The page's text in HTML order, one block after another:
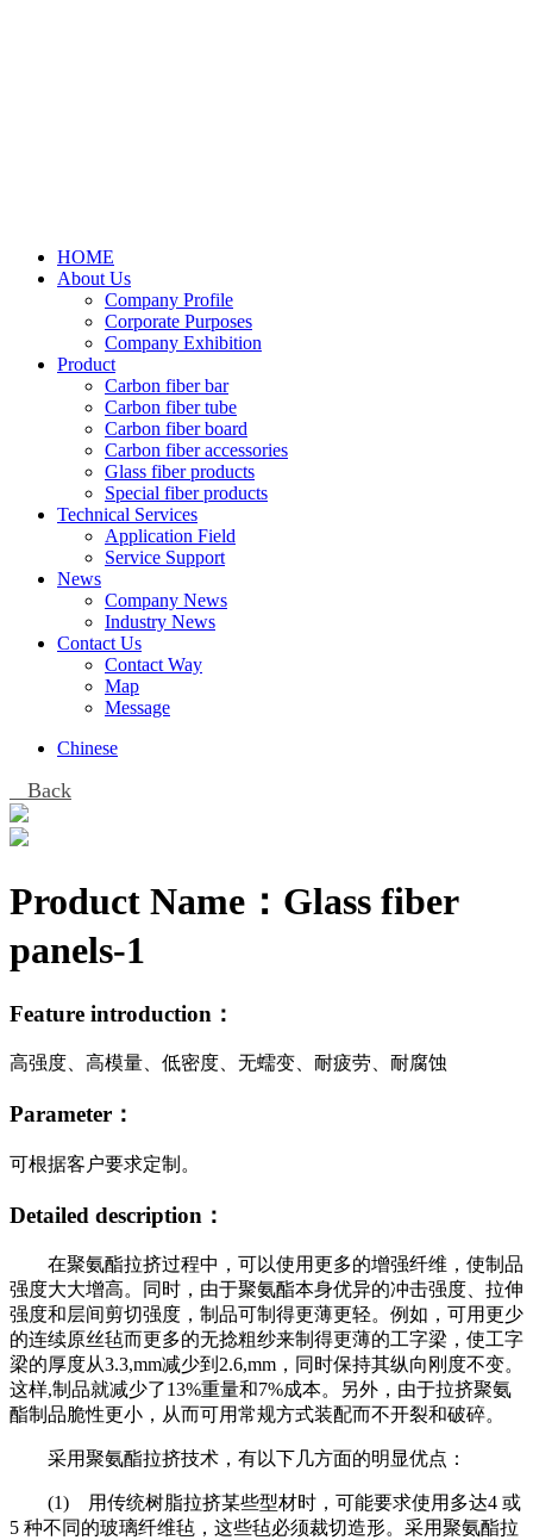
HOME
About Us
Company Profile
Corporate Purposes
Company Exhibition
Product
Carbon fiber bar
Carbon fiber tube
Carbon fiber board
Carbon fiber accessories
Glass fiber products
Special fiber products
Technical Services
Application Field
Service Support
News
Company News
Industry News
Contact Us
Contact Way
Map
Message
Chinese
Back
Product Name： Glass fiber
panels-1
Feature introduction：
高强度、高模量、低密度、无蠕变、耐疲劳、耐腐蚀
Parameter：
可根据客户要求定制。
Detailed description：
在聚氨酯拉挤过程中，可以使用更多的增强纤维，使制品
强度大大增高。同时，由于聚氨酯本身优异的冲击强度、拉伸
强度和层间剪切强度，制品可制得更薄更轻。例如，可用更少
的连续原丝毡而更多的无捻粗纱来制得更薄的工字梁，使工字
梁的厚度从3.3,mm减少到2.6,mm，同时保持其纵向刚度不变。
这样,制品就减少了13%重量和7%成本。另外，由于拉挤聚氨
酯制品脆性更小，从而可用常规方式装配而不开裂和破碎。
采用聚氨酯拉挤技术，有以下几方面的明显优点：
(1) 用传统树脂拉挤某些型材时，可能要求使用多达4 或
5 种不同的玻璃纤维毡，这些毡必须裁切造形。采用聚氨酯拉